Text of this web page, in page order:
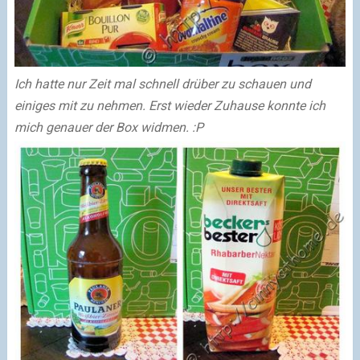
Ich hatte nur Zeit mal schnell drüber zu schauen und
einiges mit zu nehmen. Erst wieder Zuhause konnte ich
mich genauer der Box widmen. :P